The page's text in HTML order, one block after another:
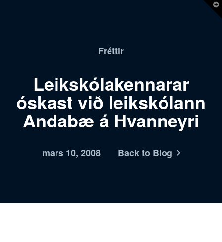
Fréttir
Leikskólakennarar
óskast við leikskólann
Andabæ á Hvanneyri
mars 10, 2008 Back to Blog